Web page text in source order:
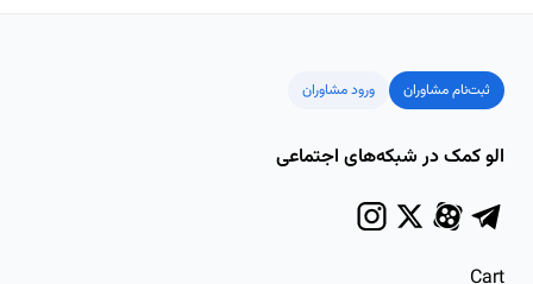
ثبت‌نام مشاوران ورود مشاوران
الو کمک در شبکه‌های اجتماعی